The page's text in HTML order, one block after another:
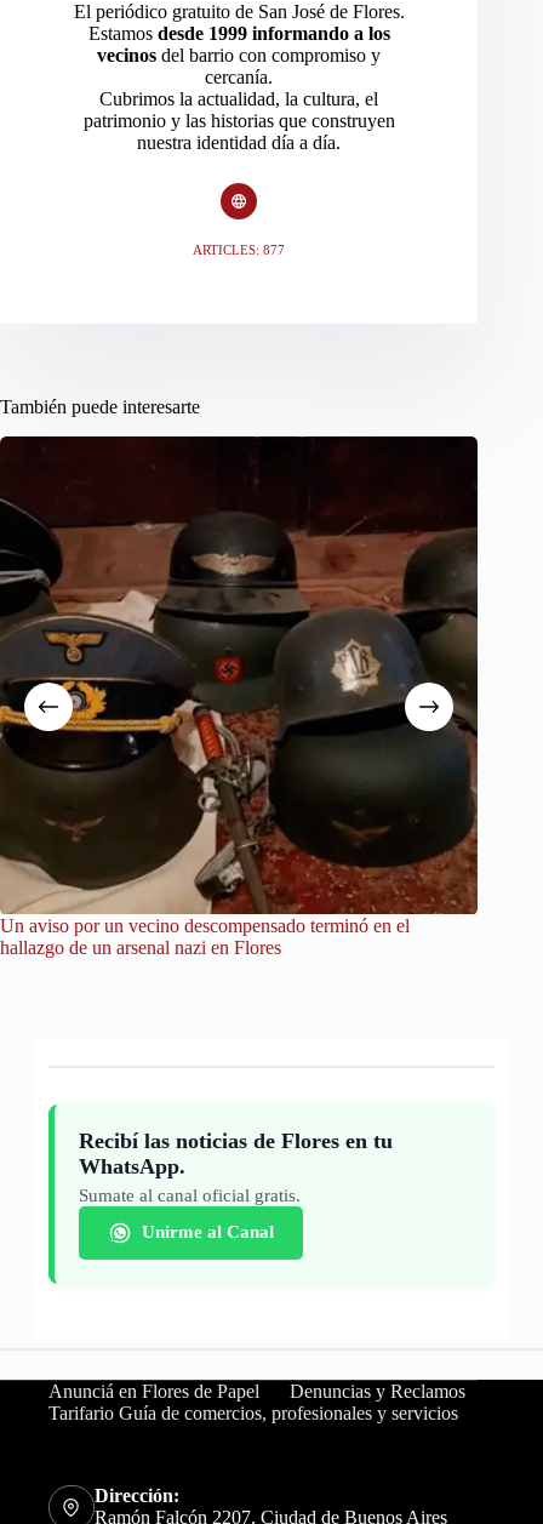
El periódico gratuito de San José de Flores.
Estamos desde 1999 informando a los
vecinos del barrio con compromiso y
cercanía.
Cubrimos la actualidad, la cultura, el
patrimonio y las historias que construyen
nuestra identidad día a día.
ARTICLES: 877
También puede interesarte
Un aviso por un vecino descompensado terminó en el
hallazgo de un arsenal nazi en Flores
Recibí las noticias de Flores en tu
WhatsApp.
Sumate al canal oficial gratis.
Unirme al Canal
Anunciá en Flores de Papel
Denuncias y Reclamos
Tarifario Guía de comercios, profesionales y servicios
Dirección:
Ramón Falcón 2207, Ciudad de Buenos Aires